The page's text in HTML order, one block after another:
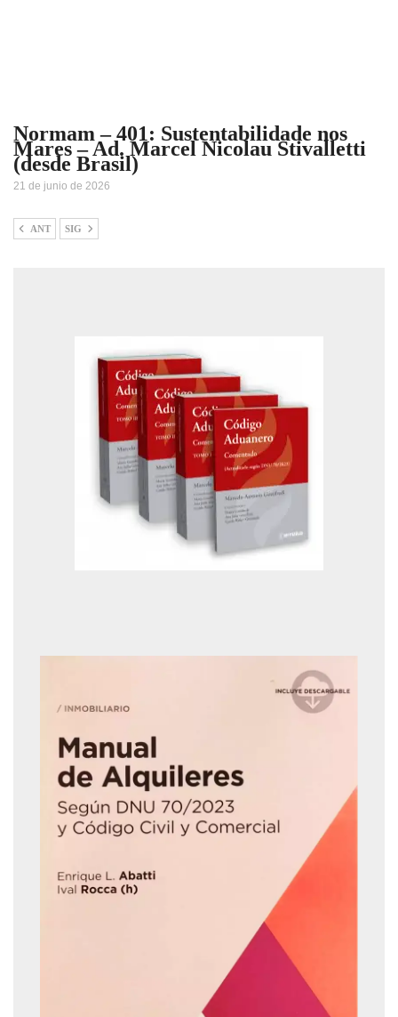
Normam – 401: Sustentabilidade nos
Mares – Ad. Marcel Nicolau Stivalletti
(desde Brasil)
21 de junio de 2026
ANT SIG